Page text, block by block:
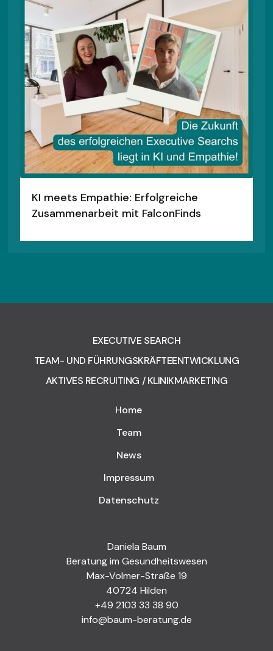
KI meets Empathie: Erfolgreiche
Zusammenarbeit mit FalconFinds
EXECUTIVE SEARCH
TEAM- UND FÜHRUNGSKRÄFTEENTWICKLUNG
AKTIVES RECRUITING / KLINIKMARKETING
Home
Team
News
Impressum
Datenschutz
Daniela Baum
Beratung im Gesundheitswesen
Max-Volmer-Straße 19
40724 Hilden
+49 2103 33 38 90
info@baum-beratung.de